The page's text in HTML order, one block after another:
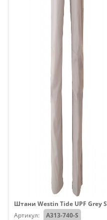
Штани Westin Tide UPF Grey S
Артикул:
A313-740-S